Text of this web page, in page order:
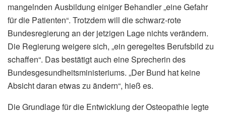
mangelnden Ausbildung einiger Behandler „eine Gefahr
für die Patienten“. Trotzdem will die schwarz-rote
Bundesregierung an der jetzigen Lage nichts verändern.
Die Regierung weigere sich, „ein geregeltes Berufsbild zu
schaffen“. Das bestätigt auch eine Sprecherin des
Bundesgesundheitsministeriums. „Der Bund hat keine
Absicht daran etwas zu ändern“, hieß es.
Die Grundlage für die Entwicklung der Osteopathie legte